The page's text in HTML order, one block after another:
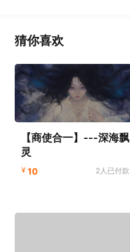
猜你喜欢
【商使合一】---深海飘
灵
¥ 10 2人已付款